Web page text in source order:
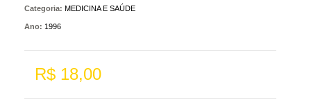
Categoria: MEDICINA E SAÚDE
Ano: 1996
R$ 18,00